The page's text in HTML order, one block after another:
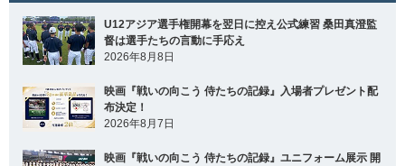
U12アジア選手権開幕を翌日に控え公式練習 桑田真澄監
督は選手たちの言動に手応え
2026年8月8日
映画『戦いの向こう 侍たちの記録』入場者プレゼント配
布決定！
2026年8月7日
映画『戦いの向こう 侍たちの記録』ユニフォーム展示 開